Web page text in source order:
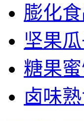
膨化
坚果
糖果
卤味